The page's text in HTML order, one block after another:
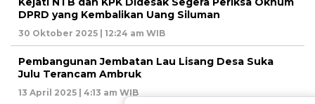
DPRD yang Kembalikan Uang Siluman
30 Oktober 2025 | 12:24 am WIB
Pembangunan Jembatan Lau Lisang Desa Suka
Julu Terancam Ambruk
13 April 2025 | 4:13 am WIB